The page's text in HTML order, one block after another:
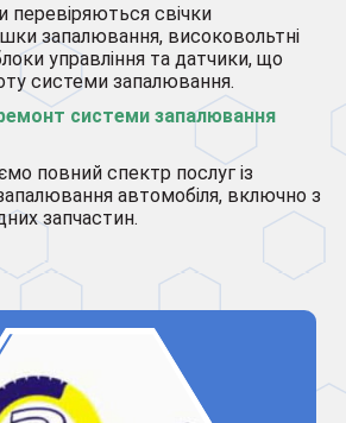
перевіряються свічки
запалювання, високовольтні
управління та датчики, що
системи запалювання.
системи запалювання
повний спектр послуг із
автомобіля, включно з
запчастин.